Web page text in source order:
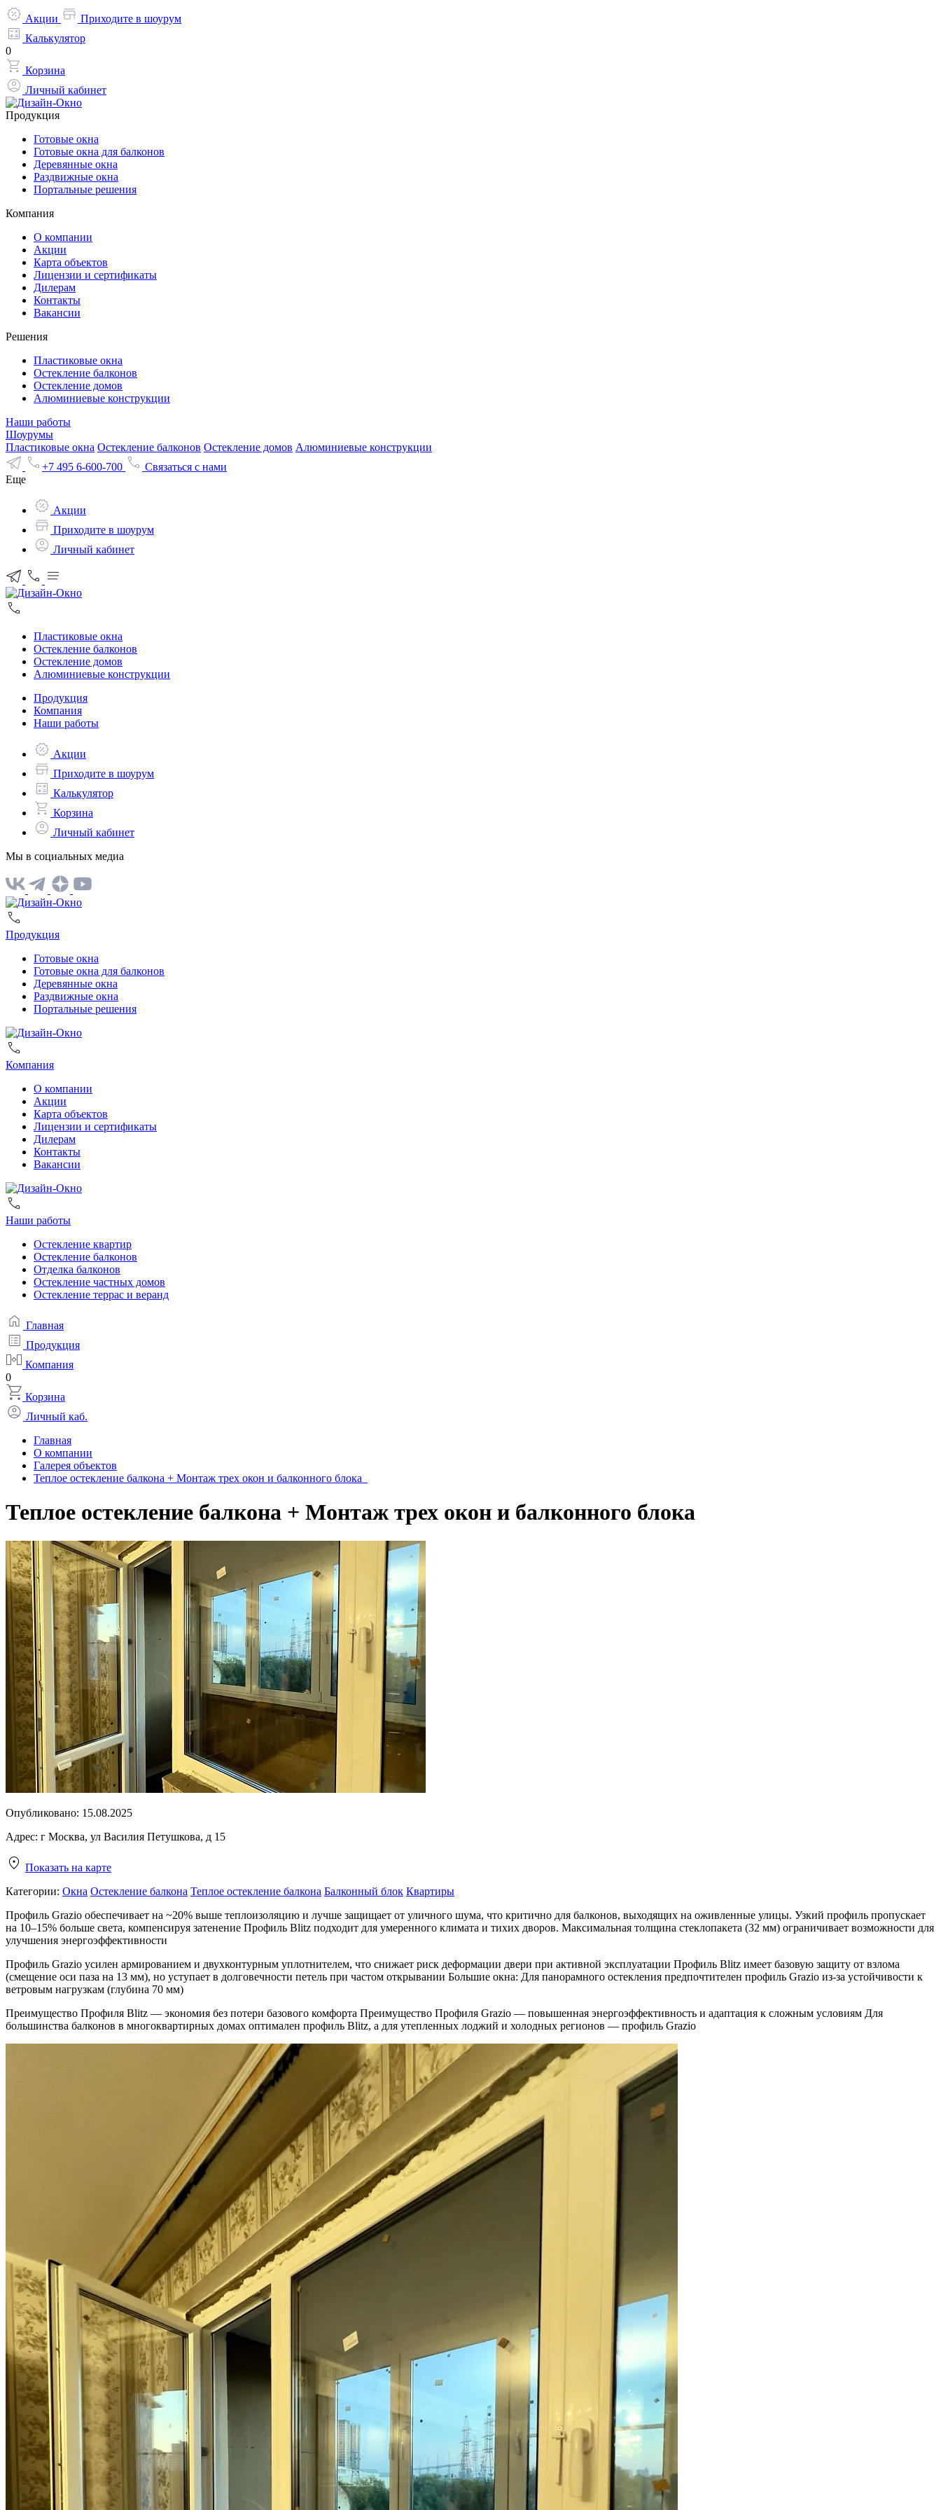
Акции
Приходите в шоурум
Калькулятор
0
Корзина
Личный кабинет
Продукция
Готовые окна
Готовые окна для балконов
Деревянные окна
Раздвижные окна
Портальные решения
Компания
О компании
Акции
Карта объектов
Лицензии и сертификаты
Дилерам
Контакты
Вакансии
Решения
Пластиковые окна
Остекление балконов
Остекление домов
Алюминиевые конструкции
Наши работы
Шоурумы
Пластиковые окна Остекление балконов Остекление домов Алюминиевые конструкции
+7 495 6-600-700
Связаться с нами
Еще
Акции
Приходите в шоурум
Личный кабинет
Пластиковые окна
Остекление балконов
Остекление домов
Алюминиевые конструкции
Продукция
Компания
Наши работы
Акции
Приходите в шоурум
Калькулятор
Корзина
Личный кабинет
Мы в социальных медиа
Продукция
Готовые окна
Готовые окна для балконов
Деревянные окна
Раздвижные окна
Портальные решения
Компания
О компании
Акции
Карта объектов
Лицензии и сертификаты
Дилерам
Контакты
Вакансии
Наши работы
Остекление квартир
Остекление балконов
Отделка балконов
Остекление частных домов
Остекление террас и веранд
Главная
Продукция
Компания
0
Корзина
Личный каб.
Главная
О компании
Галерея объектов
Теплое остекление балкона + Монтаж трех окон и балконного блока
Теплое остекление балкона + Монтаж трех окон и балконного блока
Опубликовано: 15.08.2025
Адрес: г Москва, ул Василия Петушкова, д 15
Показать на карте
Категории: Окна Остекление балкона Теплое остекление балкона Балконный блок Квартиры
Профиль Grazio обеспечивает на ~20% выше теплоизоляцию и лучше защищает от уличного шума, что критично для балконов, выходящих на оживленные улицы. Узкий профиль пропускает
на 10–15% больше света, компенсируя затенение Профиль Blitz подходит для умеренного климата и тихих дворов. Максимальная толщина стеклопакета (32 мм) ограничивает возможности для
улучшения энергоэффективности
Профиль Grazio усилен армированием и двухконтурным уплотнителем, что снижает риск деформации двери при активной эксплуатации Профиль Blitz имеет базовую защиту от взлома
(смещение оси паза на 13 мм), но уступает в долговечности петель при частом открывании Большие окна: Для панорамного остекления предпочтителен профиль Grazio из-за устойчивости к
ветровым нагрузкам (глубина 70 мм)
Преимущество Профиля Blitz — экономия без потери базового комфорта Преимущество Профиля Grazio — повышенная энергоэффективность и адаптация к сложным условиям Для
большинства балконов в многоквартирных домах оптимален профиль Blitz, а для утепленных лоджий и холодных регионов — профиль Grazio